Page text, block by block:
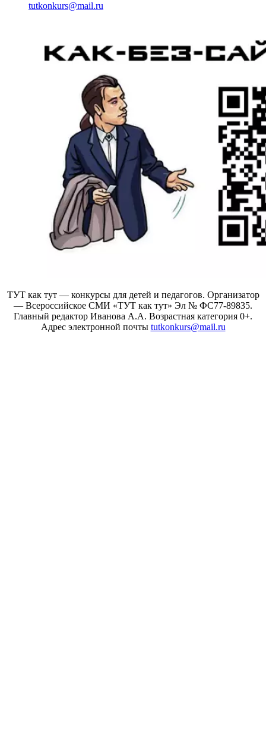
tutkonkurs@mail.ru
ТУТ как тут — конкурсы для детей и педагогов. Организатор
— Всероссийское СМИ «ТУТ как тут» Эл № ФС77-89835.
Главный редактор Иванова А.А. Возрастная категория 0+.
Адрес электронной почты tutkonkurs@mail.ru